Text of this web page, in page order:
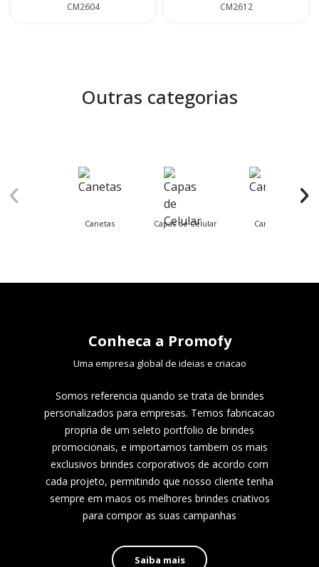
CM2604 CM2612
Outras categorias
Canetas Capas de Celular Carnaval
Conheca a Promofy
Uma empresa global de ideias e criacao
Somos referencia quando se trata de brindes
personalizados para empresas. Temos fabricacao
propria de um seleto portfolio de brindes
promocionais, e importamos tambem os mais
exclusivos brindes corporativos de acordo com
cada projeto, permitindo que nosso cliente tenha
sempre em maos os melhores brindes criativos
para compor as suas campanhas
Saiba mais